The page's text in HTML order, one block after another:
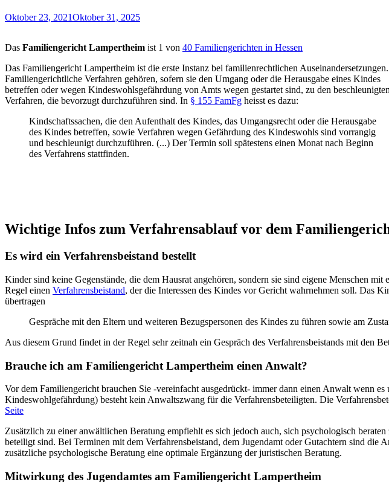
Oktober 23, 2021Oktober 31, 2025
Das Familiengericht Lampertheim ist 1 von 40 Familiengerichten in Hessen
Das Familiengericht Lampertheim ist die erste Instanz bei familienrechtlichen Auseinandersetzungen.
Familiengerichtliche Verfahren gehören, sofern sie den Umgang oder die Herausgabe eines Kindes
betreffen oder wegen Kindeswohlsgefährdung von Amts wegen gestartet sind, zu den beschleunigten
Verfahren, die bevorzugt durchzuführen sind. In § 155 FamFg heisst es dazu:
Kindschaftssachen, die den Aufenthalt des Kindes, das Umgangsrecht oder die Herausgabe
des Kindes betreffen, sowie Verfahren wegen Gefährdung des Kindeswohls sind vorrangig
und beschleunigt durchzuführen. (...) Der Termin soll spätestens einen Monat nach Beginn
des Verfahrens stattfinden.
Wichtige Infos zum Verfahrensablauf vor dem
Es wird ein Verfahrensbeistand bestellt
Kinder sind keine Gegenstände, die dem Hausrat angehören, sondern sie sind eigene Menschen
Regel einen Verfahrensbeistand, der die Interessen des Kindes vor Gericht wahrnehmen soll. Das
übertragen
Gespräche mit den Eltern und weiteren Bezugspersonen des Kindes zu führen sowie am
Aus diesem Grund findet in der Regel sehr zeitnah ein Gespräch des Verfahrensbeistands mit den
Brauche ich am Familiengericht Lampertheim einen Anwalt?
Vor dem Familiengericht brauchen Sie -vereinfacht ausgedrückt- immer dann einen Anwalt wenn
Kindeswohlgefährdung) besteht kein Anwaltszwang für die Verfahrensbeteiligten. Die
Seite
Zusätzlich zu einer anwältlichen Beratung empfiehlt es sich jedoch auch, sich psychologisch
beteiligt sind. Bei Terminen mit dem Verfahrensbeistand, dem Jugendamt oder Gutachtern sind
zusätzliche psychologische Beratung eine optimale Ergänzung der juristischen Beratung.
Mitwirkung des Jugendamtes am Familiengericht Lampertheim